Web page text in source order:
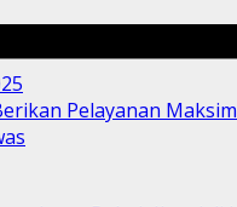
Pelayanan